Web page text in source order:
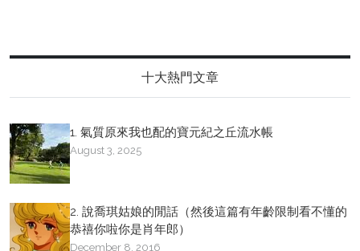
十大熱門文章
1. 氣質原來我也配的寶元紀之丘流水帳
August 3, 2025
2. 說喬琪姑娘的閒話（然後這篇有年齡限制看不懂的
恭禧你啦你是肖年郎）
December 8, 2016